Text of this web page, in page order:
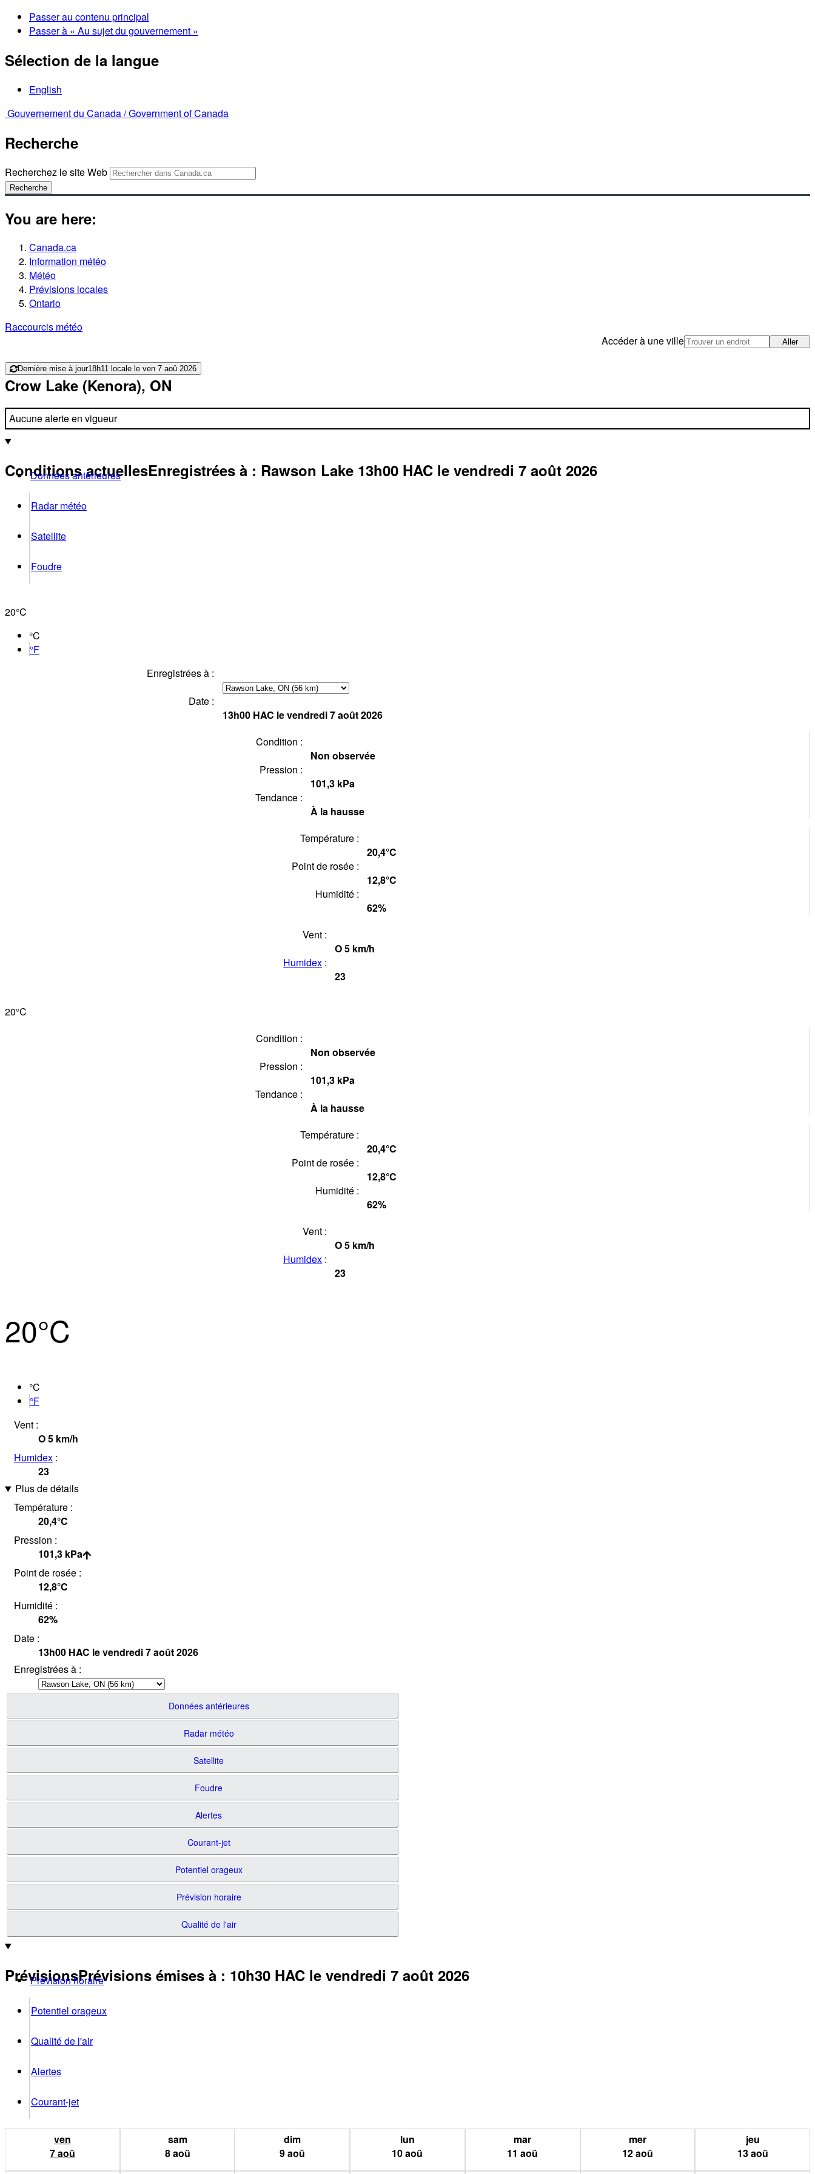
Passer au contenu principal
Passer à « Au sujet du gouvernement »
Sélection de la langue
English
Gouvernement du Canada /Government of Canada
Recherche
Recherchez le site Web
Recherche
You are here:
Canada.ca
Information météo
Météo
Prévisions locales
Ontario
Raccourcis météo
Accéder à une ville
Aller
Dernière mise à jour18h11 locale le ven 7 aoû 2026
Crow Lake (Kenora), ON
Aucune alerte en vigueur
Conditions actuellesEnregistrées à : Rawson Lake 13h00 HAC le vendredi 7 août 2026
Données antérieures
Radar météo
Satellite
Foudre
20°C
°C
°F
Enregistrées à :
Date :
13h00 HAC le vendredi 7 août 2026
Condition :
Non observée
Pression :
101,3 kPa
Tendance :
À la hausse
Température :
20,4°C
Point de rosée :
12,8°C
Humidité :
62%
Vent :
O5 km/h
Humidex :
23
20°C
Condition :
Non observée
Pression :
101,3 kPa
Tendance :
À la hausse
Température :
20,4°C
Point de rosée :
12,8°C
Humidité :
62%
Vent :
O5 km/h
Humidex :
23
20°C
°C
°F
Vent :
O5 km/h
Humidex :
23
Plus de détails
Température :
20,4°C
Pression :
101,3 kPa
Point de rosée :
12,8°C
Humidité :
62%
Date :
13h00 HAC le vendredi 7 août 2026
Enregistrées à :
Données antérieures
Radar météo
Satellite
Foudre
Alertes
Courant-jet
Potentiel orageux
Prévision horaire
Qualité de l'air
PrévisionsPrévisions émises à : 10h30 HAC le vendredi 7 août 2026
Prévision horaire
Potentiel orageux
Qualité de l'air
Alertes
Courant-jet
ven
7aoû
sam
8aoû
dim
9aoû
lun
10aoû
mar
11aoû
mer
12aoû
jeu
13aoû